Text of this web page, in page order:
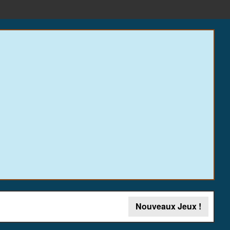
Nouveaux Jeux !